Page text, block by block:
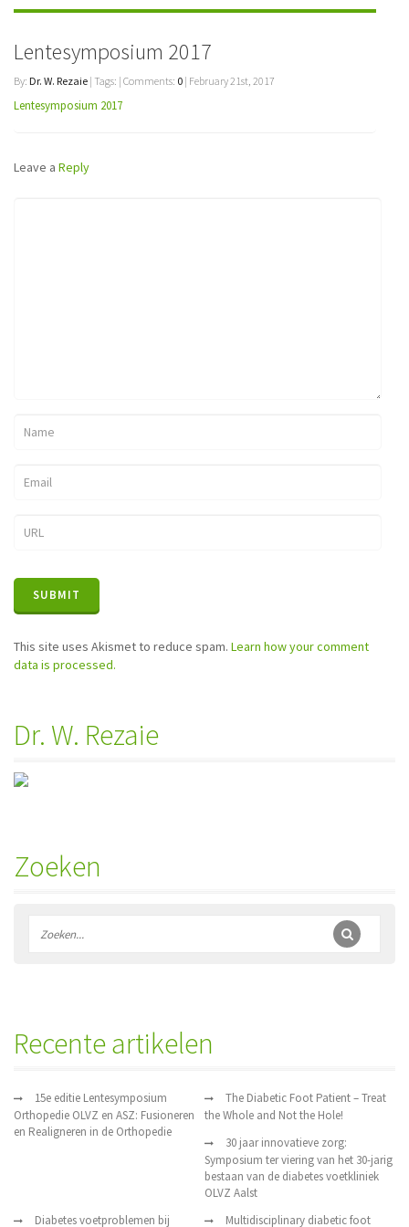
Lentesymposium 2017
By: Dr. W. Rezaie | Tags: | Comments: 0 | February 21st, 2017
Lentesymposium 2017
Leave a Reply
This site uses Akismet to reduce spam. Learn how your comment
data is processed.
Dr. W. Rezaie
Zoeken
Recente artikelen
15e editie Lentesymposium
Orthopedie OLVZ en ASZ: Fusioneren
en Realigneren in de Orthopedie
The Diabetic Foot Patient – Treat
the Whole and Not the Hole!
30 jaar innovatieve zorg:
Symposium ter viering van het 30-jarig
bestaan van de diabetes voetkliniek
OLVZ Aalst
Diabetes voetproblemen bij
Multidisciplinary diabetic foot